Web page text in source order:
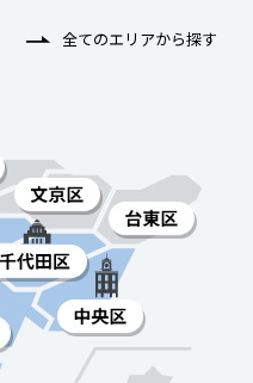
全てのエリアから探す